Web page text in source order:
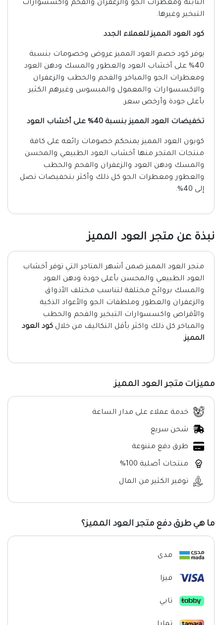
الثابته ومعطرات الجو والزعفران والفحم واكسسوارات
التبخير وغيرها.
كود العود المميز للعملاء الجدد
يوفر كود خصم العود المميز عروض وخصومات بنسبة
40% على أخشاب العود والعطور والمسك ودهن العود
ومعطرات الجو والمباخر والفحم والحطب والزعفران
والاكسسوارات والمعمول والمبسوس وغيرهم الكثير
بأعلى جودة وأرخص سعر.
تخفيضات العود المميز بنسبة 40% على أخشاب العود
كوبون العود المميز يمنحكم خصومات رائعه على كافة
منتجات المتجر منها أخشاب العود الطبيعي والمحسن
والمسك ودهن العود والزعفران والفحم والحطب
والعطور ومعطرات الجو كل ذلك وأكثر بتخفيضات تصل
إلى 40%.
نبذة عن متجر العود المميز
متجر العود المميز ضمن أشهر المتاجر التي توفر أخشاب
العود الطبيعي والمحسن بأعلى جودة ودهن العود
والمسك بروائح مختلفة لتناسب مختلف الأذواق
والزعفران والعطور وملطفات الجو والأعواد الذكية
والأقراص واكسسوارات التبخير والفحم والحطب
والمباخر كل ذلك واكثر بأقل التكاليف من خلال كود العود
المميز.
مميزات متجر العود المميز
خدمة عملاء على مدار الساعة
شحن سريع
طرق دفع متنوعة
منتجات أصلية 100%
توفير الكثير من المال
ما هي طرق دفع متجر العود المميز؟
مدى
فيزا
تابي